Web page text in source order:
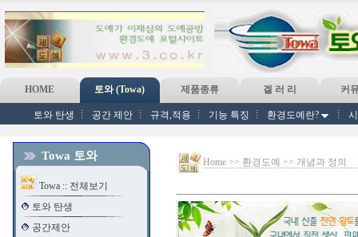
HOME 토와 (Towa) 제품종류 겔 러 리 커
토와 탄생 공간 제안 규격,적용 기능 특징 환경도예란?
Towa 토와
Towa :: 전체보기
토와 탄생
공간제안
Home >> 환경도예 >> 개념과 정의